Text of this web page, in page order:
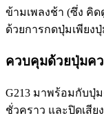
ข้ามเพลงช้า (ซึ่ง คิ
ด้วยการกดปุ่มเพียงปุ่
ควบคุมด้วยปุ่มค
G213 มาพร้อมกับปุ่
ชั่วคราว และปิดเสีย